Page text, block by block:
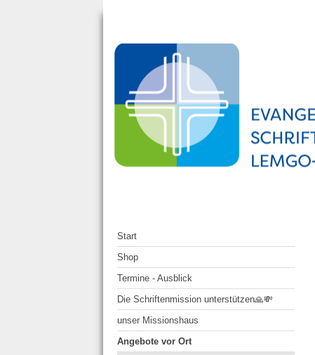
Start
Shop
Termine - Ausblick
Die Schriftenmission unterstützen🙏💸
unser Missionshaus
Angebote vor Ort